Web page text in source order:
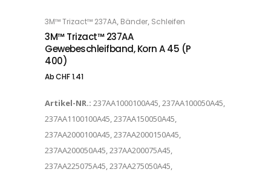
OPTIONS
3M™ Trizact™ 237AA, Bänder, Schleifen
3M™ Trizact™ 237AA
Gewebeschleifband, Korn A 45 (P
400)
AbCHF1.41
Artikel-NR.: 237AA1000100A45, 237AA100050A45,
237AA1100100A45, 237AA150050A45,
237AA2000100A45, 237AA2000150A45,
237AA200050A45, 237AA200075A45,
237AA225075A45, 237AA275050A45,